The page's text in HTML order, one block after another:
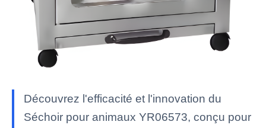
Découvrez l'efficacité et l'innovation du
Séchoir pour animaux YR06573, conçu pour